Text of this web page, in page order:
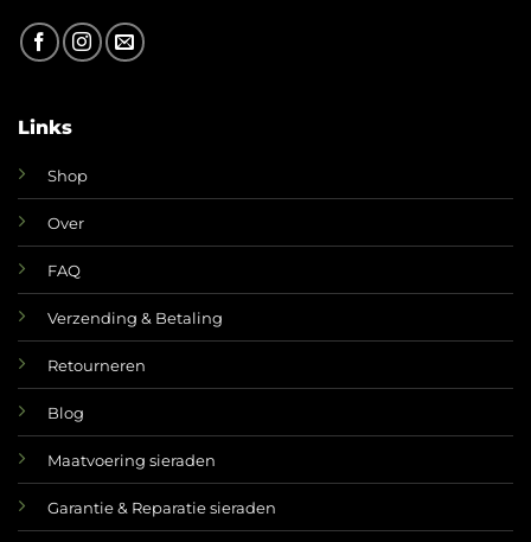
Links
Shop
Over
FAQ
Verzending & Betaling
Retourneren
Blog
Maatvoering sieraden
Garantie & Reparatie sieraden